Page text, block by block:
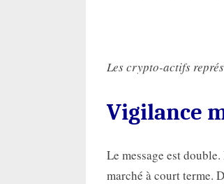
Les crypto-actifs
Vigilance
Le message est
marché à court terme.